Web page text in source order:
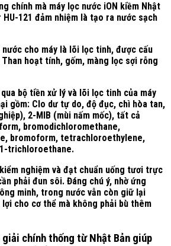
chính mà máy lọc nước iON kiềm Nhật
HU-121 đảm nhiệm là tạo ra nước sạch
cho máy là lõi lọc tinh, được cấu
hoạt tính, gốm, màng lọc sợi rỗng
bộ tiền xử lý và lõi lọc tinh của máy
gồm: Clo dư tự do, độ đục, chì hòa tan,
2-MIB (mùi nấm mốc), tất cả
bromodichloromethane,
bromoform, tetrachloroethylene,
trichloroethane.
nghiệm và đạt chuẩn uống tươi trực
phải đun sôi. Đáng chú ý, nhờ ứng
minh, trong nước vẫn còn giữ lại
cho cơ thể mà không phải bù thêm
giải chính thống từ Nhật Bản giúp